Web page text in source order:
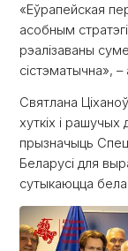
«Еўрапейская
асобным
рэалізаваны
сістэматычна»,
Святлана
хуткіх і
прызначыць
Беларусі для
сутыкаюцца